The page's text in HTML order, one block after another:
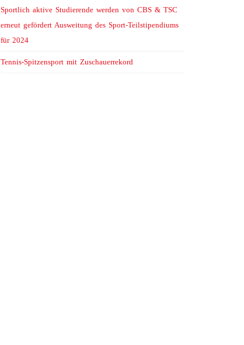
Sportlich aktive Studierende werden von CBS & TSC
erneut gefördert Ausweitung des Sport-Teilstipendiums
für 2024
Tennis-Spitzensport mit Zuschauerrekord